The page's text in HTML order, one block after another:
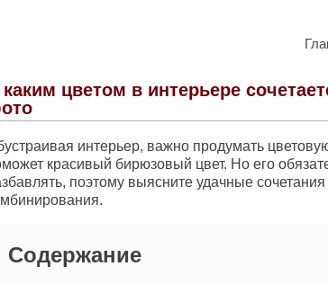
цветом в интерьере
интерьер, важно продумать
красивый бирюзовый цвет. Но его
поэтому выясните удачные
Содержание